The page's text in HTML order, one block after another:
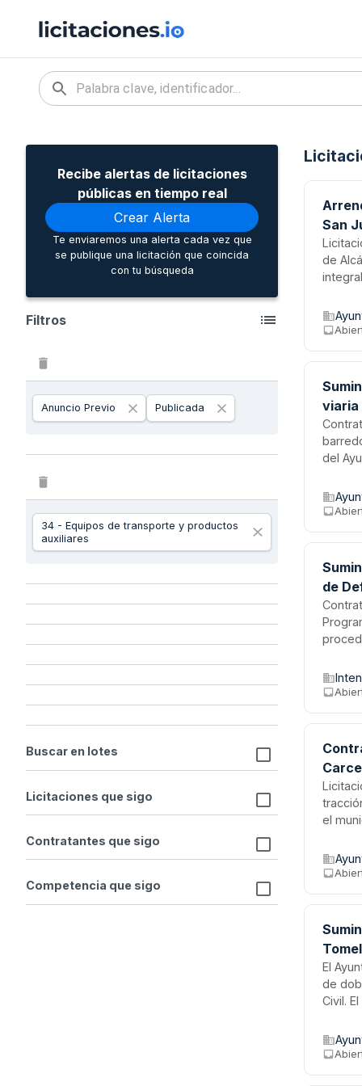
Recibe alertas de licitaciones
públicas en tiempo real
Crear Alerta
Te enviaremos una alerta cada vez que
se publique una licitación que coincida
con tu búsqueda
Filtros
Anuncio Previo Publicada
34 - Equipos de transporte y productos
auxiliares
Buscar en lotes
Licitaciones que sigo
Contratantes que sigo
Competencia que sigo
San
de
la
viaria
del
de
el
el
El
de
Civil.
en